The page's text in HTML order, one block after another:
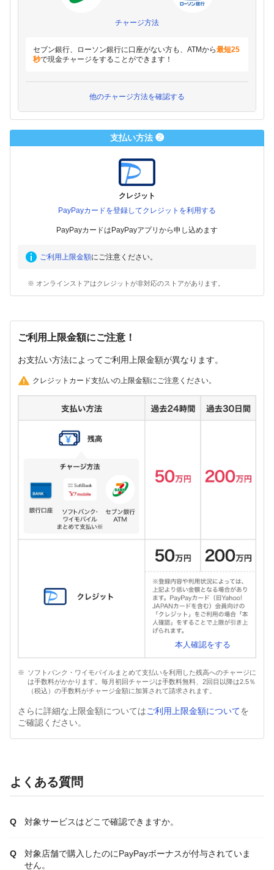
チャージ方法
セブン銀行、ローソン銀行に口座がない方も、ATMから最短25
秒で現金チャージをすることができます！
他のチャージ方法を確認する
支払い方法 ❷
クレジット
PayPayカードを登録してクレジットを利用する
PayPayカードはPayPayアプリから申し込めます
ご利用上限金額にご注意ください。
※ オンラインストアはクレジットが非対応のストアがあります。
ご利用上限金額にご注意！
お支払い方法によってご利用上限金額が異なります。
クレジットカード支払いの上限金額にご注意ください。
本人確認をする
ソフトバンク・ワイモバイルまとめて支払いを利用した残高へのチャージに
は手数料がかかります。毎月初回チャージは手数料無料、2回目以降は2.5％
（税込）の手数料がチャージ金額に加算されて請求されます。
さらに詳細な上限金額についてはご利用上限金額についてを
ご確認ください。
よくある質問
対象サービスはどこで確認できますか。
対象店舗で購入したのにPayPayボーナスが付与されていま
せん。